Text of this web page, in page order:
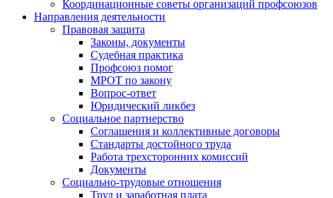
Координационные советы организаций профсоюзов
Направления деятельности
Правовая защита
Законы, документы
Судебная практика
Профсоюз помог
МРОТ по закону
Вопрос-ответ
Юридический ликбез
Социальное партнерство
Соглашения и коллективные договоры
Стандарты достойного труда
Работа трехсторонних комиссий
Документы
Социально-трудовые отношения
Труд и заработная плата